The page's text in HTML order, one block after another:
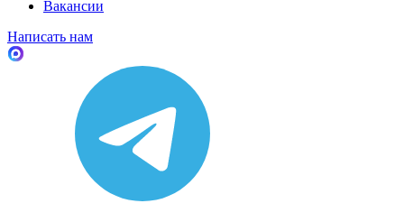
Вакансии
Написать нам